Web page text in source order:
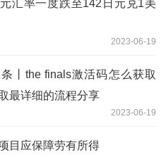
汇率一度跌至142日元兑1美
2023-06-19
丨the finals激活码怎么获取
最详细的流程分享
2023-06-19
目应保障劳有所得